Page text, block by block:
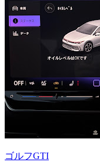
ゴルフGTI